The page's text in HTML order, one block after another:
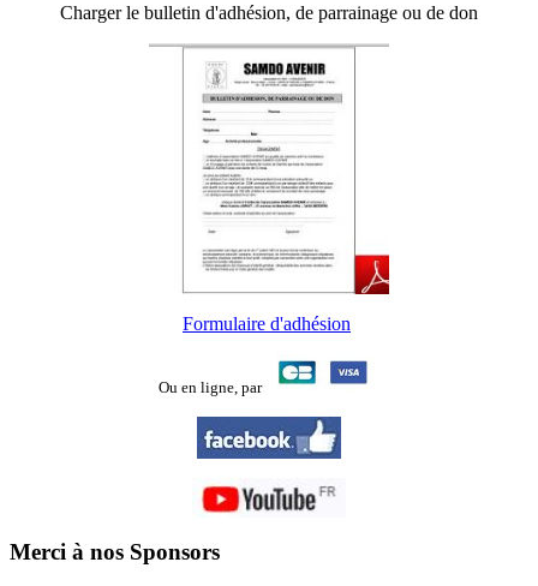
Charger le bulletin d'adhésion, de parrainage ou de don
Formulaire d'adhésion
Ou en ligne, par
Merci à nos Sponsors